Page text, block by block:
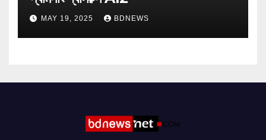
MAY 19, 2025 BDNEWS